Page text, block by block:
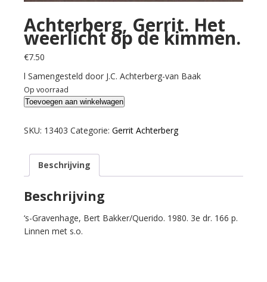
Achterberg, Gerrit. Het
weerlicht op de kimmen.
€7.50
l Samengesteld door J.C. Achterberg-van Baak
Op voorraad
Achterberg,
Het
op
kimmen.
aantal
Toevoegen aan winkelwagen
SKU: 13403 Categorie: Gerrit Achterberg
Beschrijving
Beschrijving
‘s-Gravenhage, Bert Bakker/Querido. 1980. 3e dr. 166 p.
Linnen met s.o.